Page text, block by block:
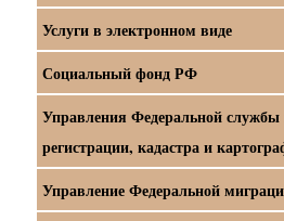
Услуги в электронном виде
Социальный фонд РФ
Управления Федеральной службы
регистрации, кадастра и
Управление Федеральной